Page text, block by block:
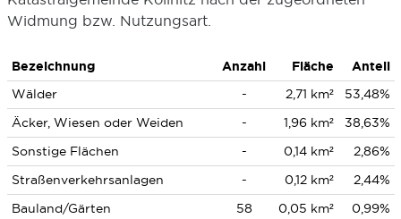
Widmung bzw. Nutzungsart.
Bezeichnung Anzahl Fläche
Anteil
Wälder
- 2,71 km²
53,48%
Äcker, Wiesen oder Weiden
- 1,96 km²
38,63%
Sonstige Flächen
- 0,14 km²
2,86%
Straßenverkehrsanlagen
- 0,12 km²
2,44%
Bauland/Gärten
58 0,05 km² 0,99%